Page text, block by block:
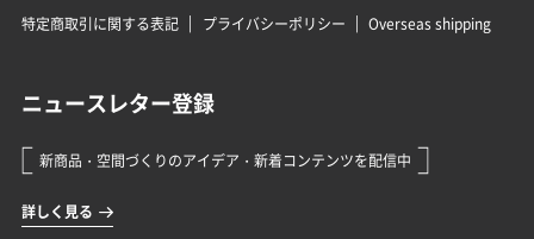
特定商取引に関する表記
プライバシーポリシー Overseas shipping